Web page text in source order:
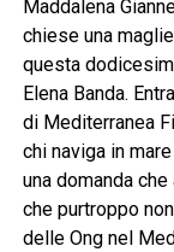
Maddalena
chiese una
questa
Elena Banda.
di Mediterranea
chi naviga in
una domanda
che purtroppo
delle Ong nel